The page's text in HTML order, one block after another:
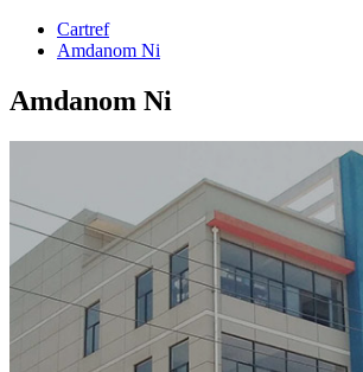
Cartref
Amdanom Ni
Amdanom Ni